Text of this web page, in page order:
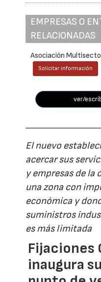
EMPRESAS O
RELACIONADAS
Asociación
Solicitar información
ver/
El nuevo
acercar sus
y empresas de la
una zona con
económica y
suministros
es más limitada
Fijaciones
inaugura